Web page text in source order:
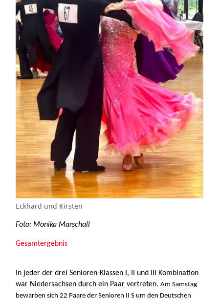
Eckhard und Kirsten
Foto: Monika Marschall
Gesamtergebnis
In jeder der drei Senioren-Klassen I, II und III Kombination
war Niedersachsen durch ein Paar vertreten. Am Samstag
bewarben sich 22 Paare der Senioren II S um den Deutschen